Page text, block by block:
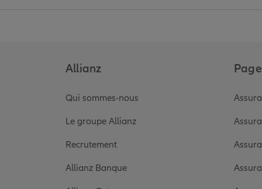
Allianz
Qui sommes-nous
Le groupe Allianz
Recrutement
Allianz Banque